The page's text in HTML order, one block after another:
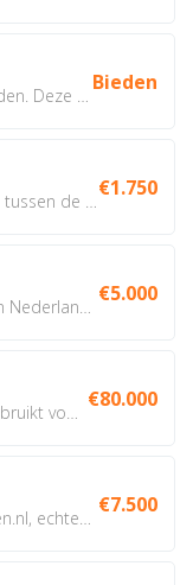
Bieden
€1.750
€5.000
€80.000
€7.500